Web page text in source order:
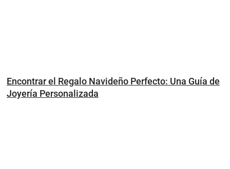
Encontrar el Regalo Navideño Perfecto: Una Guía de
Joyería Personalizada